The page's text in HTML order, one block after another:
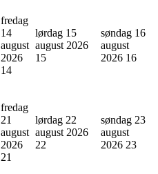
fredag
14
august
2026
14
lørdag 15
august 2026
15
søndag 16
august
2026 16
fredag
21
august
2026
21
lørdag 22
august 2026
22
søndag 23
august
2026 23